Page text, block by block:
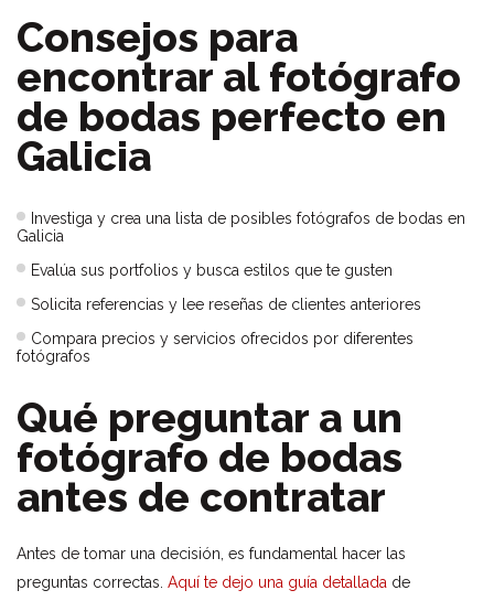
Consejos para
encontrar al fotógrafo
de bodas perfecto en
Galicia
Investiga y crea una lista de posibles fotógrafos de bodas en
Galicia
Evalúa sus portfolios y busca estilos que te gusten
Solicita referencias y lee reseñas de clientes anteriores
Compara precios y servicios ofrecidos por diferentes
fotógrafos
Qué preguntar a un
fotógrafo de bodas
antes de contratar
Antes de tomar una decisión, es fundamental hacer las
preguntas correctas. Aquí te dejo una guía detallada de